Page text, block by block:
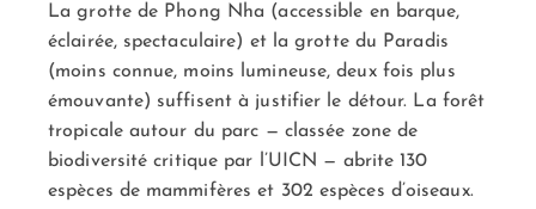
La grotte de Phong Nha (accessible en barque,
éclairée, spectaculaire) et la grotte du Paradis
(moins connue, moins lumineuse, deux fois plus
émouvante) suffisent à justifier le détour. La forêt
tropicale autour du parc — classée zone de
biodiversité critique par l’UICN — abrite 130
espèces de mammifères et 302 espèces d’oiseaux.